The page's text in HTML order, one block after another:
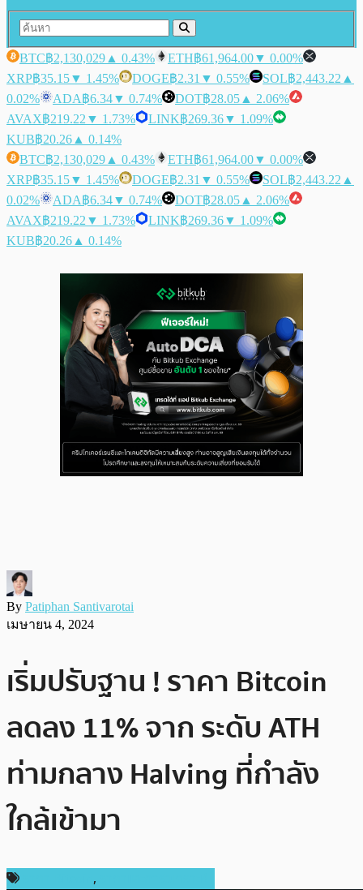
BTC฿2,130,029 ▲ 0.43% ETH฿61,964.00▼ 0.00%
XRP฿35.15▼ 1.45% DOGE฿2.31 ▼ 0.55% SOL฿2,443.22 ▲
0.02%
ADA฿6.34▼ 0.74% DOT฿28.05 ▲ 2.06%
AVAX฿219.22 ▼ 1.73% LINK฿269.36▼ 1.09%
KUB฿20.26 ▲ 0.14%
BTC฿2,130,029 ▲ 0.43% ETH฿61,964.00▼ 0.00%
XRP฿35.15▼ 1.45% DOGE฿2.31 ▼ 0.55% SOL฿2,443.22 ▲
0.02%
ADA฿6.34▼ 0.74% DOT฿28.05 ▲ 2.06%
AVAX฿219.22 ▼ 1.73% LINK฿269.36▼ 1.09%
KUB฿20.26 ▲ 0.14%
By Patiphan Santivarotai
เมษายน 4, 2024
เริ่มปรับฐาน ! ราคา Bitcoin
ลดลง 11% จาก ระดับ ATH
ท่ามกลาง Halving ที่กำลัง
ใกล้เข้ามา
,